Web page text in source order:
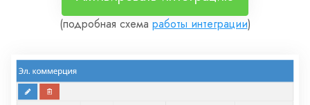
(подробная схема работы интеграции)